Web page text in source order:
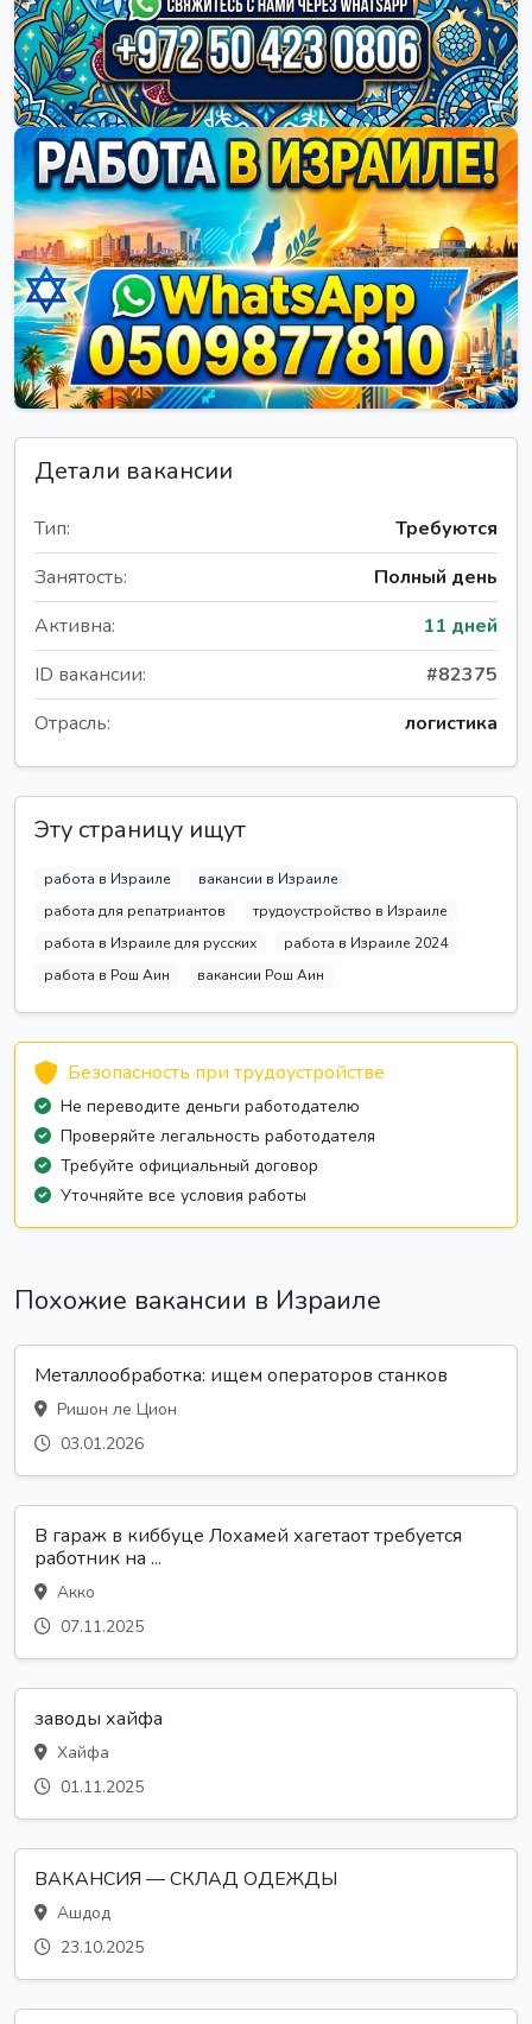
Детали вакансии
Тип:
Требуются
Занятость:
Полный день
Активна:
11 дней
ID вакансии:
#82375
Отрасль:
логистика
Эту страницу ищут
работа в Израиле
вакансии в Израиле
работа для репатриантов
трудоустройство в Израиле
работа в Израиле для русских
работа в Израиле 2024
работа в Рош Аин
вакансии Рош Аин
Безопасность при трудоустройстве
Не переводите деньги работодателю
Проверяйте легальность работодателя
Требуйте официальный договор
Уточняйте все условия работы
Похожие вакансии в Израиле
Металлообработка: ищем операторов станков
Ришон ле Цион
03.01.2026
В гараж в киббуце Лохамей хагетаот требуется
работник на ...
Акко
07.11.2025
заводы хайфа
Хайфа
01.11.2025
ВАКАНСИЯ — СКЛАД ОДЕЖДЫ
Ашдод
23.10.2025